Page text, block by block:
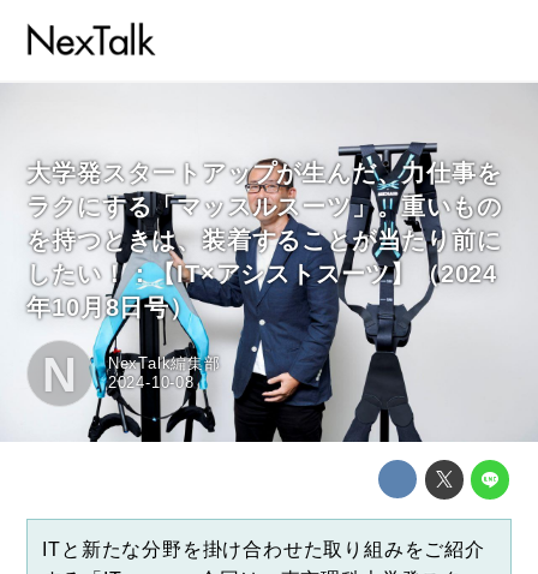
大学発スタートアップが生んだ、力仕事を
ラクにする「マッスルスーツ」。重いもの
を持つときは、装着することが当たり前に
したい！：【IT×アシストスーツ】（2024
年10月8日号）
N 2024-10-08
NexTalk編集部
ITと新たな分野を掛け合わせた取り組みをご紹介